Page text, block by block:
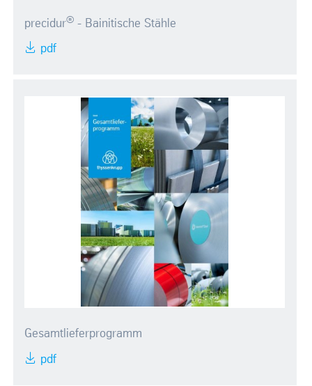
precidur® - Bainitische Stähle
pdf
Gesamtlieferprogramm
pdf